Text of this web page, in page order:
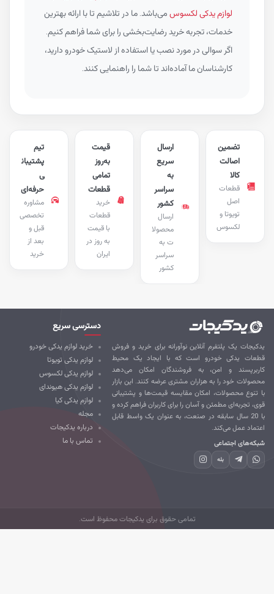
لوازم یدکی لکسوسمی‌باشد. ما در تلاشیم تا با ارائه بهترین
خدمات، تجربه خرید رضایت‌بخشی را برای شما فراهم کنیم.
اگر سوالی در مورد نصب یا استفاده از لاستیک خودرو دارید،
کارشناسان ما آماده‌اند تا شما را راهنمایی کنند.
پشتیبان
حرفه‌ای
مشاوره
تخصصی
قبل و
بعد از
خرید
قیمت
به‌روز
تمامی
قطعات
خرید
قطعات
با قیمت
به روز در
ایران
ارسال
سریع
سراسر
کشور
ارسال
محصولا
ت به
سراسر
کشور
تضمین
اصالت
قطعات
تویوتا و
لکسوس
یک پلتفرم آنلاین نوآورانه برای خرید و فروش
یدکی خودرو است که با ایجاد یک محیط
و امن، به فروشندگان امکان می‌دهد
خود را به هزاران مشتری عرضه کنند. این بازار
تنوع محصولات، امکان مقایسه قیمت‌ها و پشتیبانی
تجربه‌ای مطمئن و آسان را برای کاربران فراهم کرده و
با 20 سال سابقه در صنعت، به عنوان یک واسط قابل
عمل می‌کند.
اجتماعی
بله
دسترسی سریع
خرید لوازم یدکی خودرو
لوازم یدکی تویوتا
لوازم یدکی لکسوس
لوازم یدکی هیوندای
لوازم یدکی کیا
مجله
درباره یدکیجات
تماس با ما
تمامی حقوق برای یدکیجات محفوظ است.